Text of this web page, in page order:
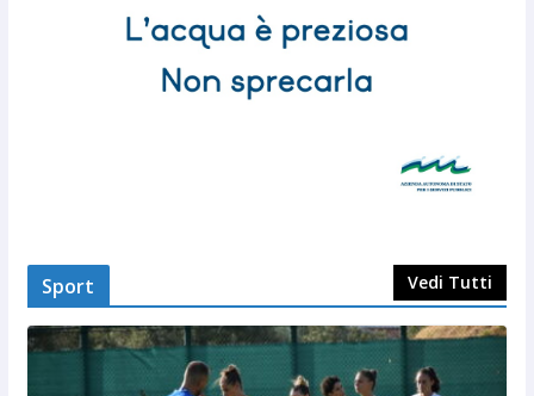
Sport Vedi Tutti